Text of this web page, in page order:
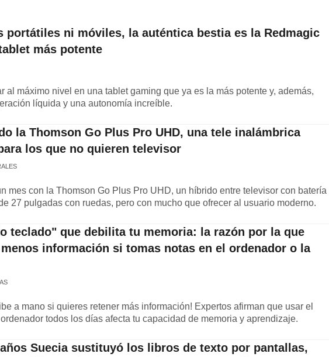
portátiles ni móviles, la auténtica bestia es la Redmagic
más potente
al máximo nivel en una tablet gaming que ya es la más potente y, además,
líquida y una autonomía increíble.
la Thomson Go Plus Pro UHD, una tele inalámbrica
los que no quieren televisor
mes con la Thomson Go Plus Pro UHD, un híbrido entre televisor con batería
27 pulgadas con ruedas, pero con mucho que ofrecer al usuario moderno.
teclado" que debilita tu memoria: la razón por la que
información si tomas notas en el ordenador o la
a mano si quieres retener más información! Expertos afirman que usar el
todos los días afecta tu capacidad de memoria y aprendizaje.
años Suecia sustituyó los libros de texto por pantallas,